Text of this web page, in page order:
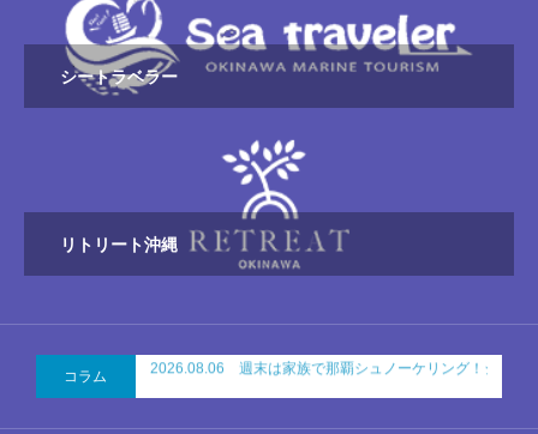
シートラベラー
リトリート沖縄
コラム 2026.08.06 週末は家族で那覇シュノーケリング！ジョン